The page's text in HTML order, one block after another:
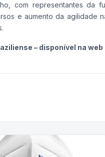
com representantes da
e aumento da agilidade
– disponível na web